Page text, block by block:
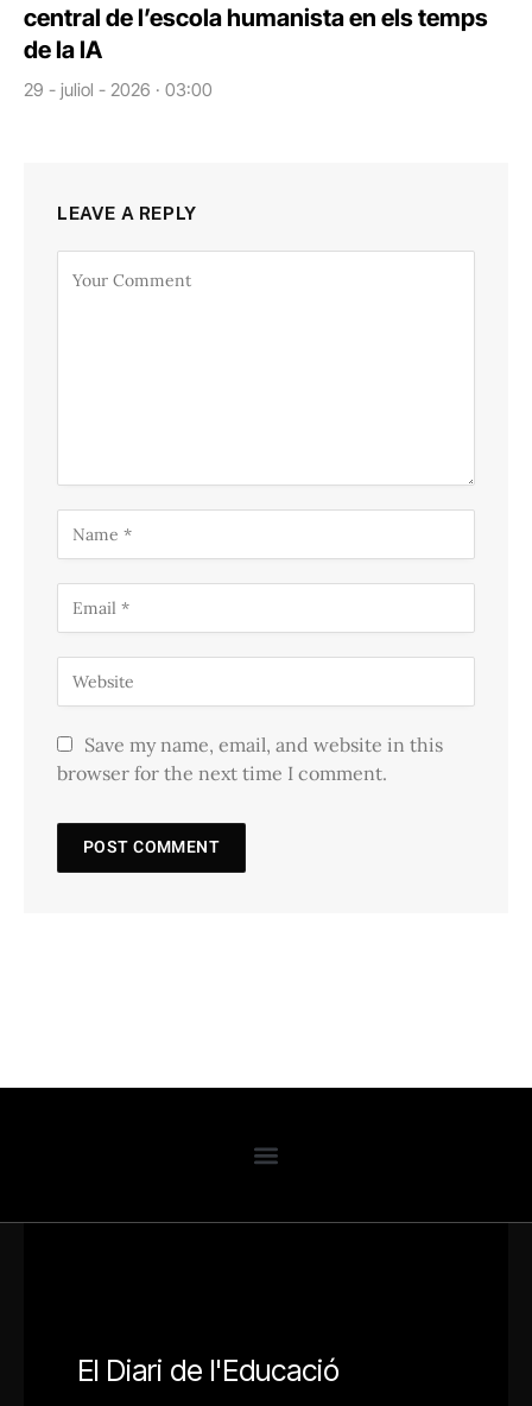
central de l’escola humanista en els temps
de la IA
29 - juliol - 2026 · 03:00
LEAVE A REPLY
Save my name, email, and website in this
browser for the next time I comment.